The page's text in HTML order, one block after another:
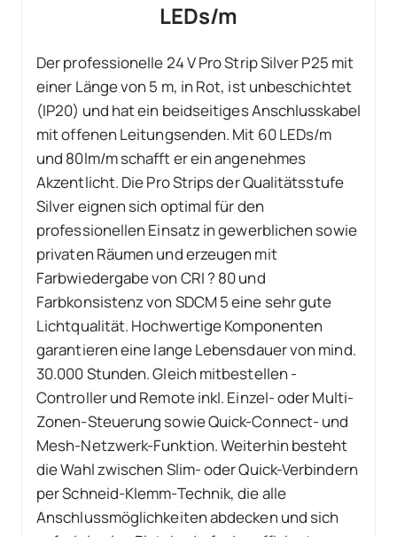
LEDs/m
Der professionelle 24 V Pro Strip Silver P25 mit
einer Länge von 5 m, in Rot, ist unbeschichtet
(IP20) und hat ein beidseitiges Anschlusskabel
mit offenen Leitungsenden. Mit 60 LEDs/m
und 80lm/m schafft er ein angenehmes
Akzentlicht. Die Pro Strips der Qualitätsstufe
Silver eignen sich optimal für den
professionellen Einsatz in gewerblichen sowie
privaten Räumen und erzeugen mit
Farbwiedergabe von CRI ? 80 und
Farbkonsistenz von SDCM 5 eine sehr gute
Lichtqualität. Hochwertige Komponenten
garantieren eine lange Lebensdauer von mind.
30.000 Stunden. Gleich mitbestellen -
Controller und Remote inkl. Einzel- oder Multi-
Zonen-Steuerung sowie Quick-Connect- und
Mesh-Netzwerk-Funktion. Weiterhin besteht
die Wahl zwischen Slim- oder Quick-Verbindern
per Schneid-Klemm-Technik, die alle
Anschlussmöglichkeiten abdecken und sich